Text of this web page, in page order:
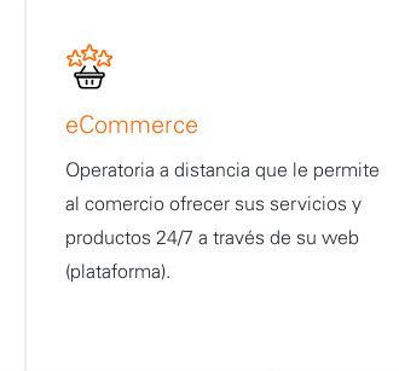
eCommerce
Operatoria a distancia que le permite
al comercio ofrecer sus servicios y
productos 24/7 a través de su web
(plataforma).